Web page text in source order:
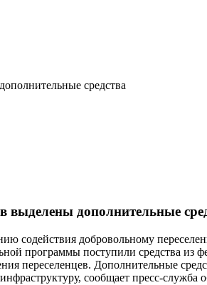
средства
выделены дополнительные
содействия добровольному
программы поступили средства из
переселенцев. Дополнительные
сообщает пресс-служба